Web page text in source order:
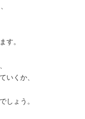
す。
いくか、
しょう。